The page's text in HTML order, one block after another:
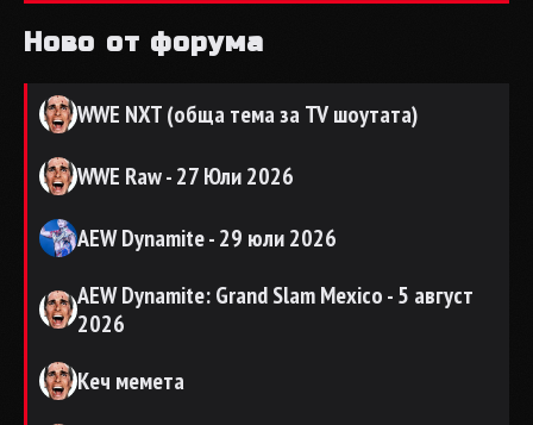
Ново от форума
WWE NXT (обща тема за TV шоутата)
WWE Raw - 27 Юли 2026
AEW Dynamite - 29 юли 2026
AEW Dynamite: Grand Slam Mexico - 5 август
2026
Кеч мемета